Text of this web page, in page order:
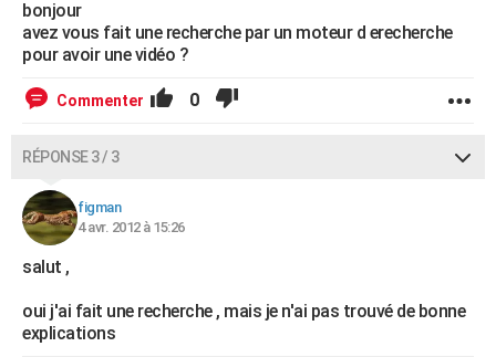
bonjour
avez vous fait une recherche par un moteur d erecherche
pour avoir une vidéo ?
Commenter 0
RÉPONSE 3 / 3
figman
4 avr. 2012 à 15:26
salut ,
oui j'ai fait une recherche , mais je n'ai pas trouvé de bonne
explications